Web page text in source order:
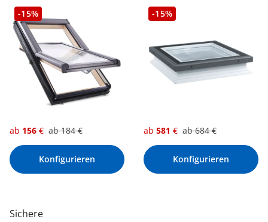
-15%
ab 156 € ab184€
Konfigurieren
-15%
ab 581 € ab684€
Konfigurieren
Sichere